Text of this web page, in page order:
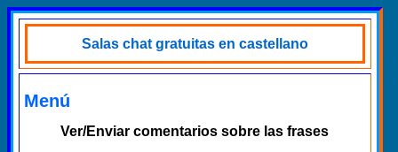
Salas chat gratuitas en castellano
Menú
Ver/Enviar comentarios sobre las frases